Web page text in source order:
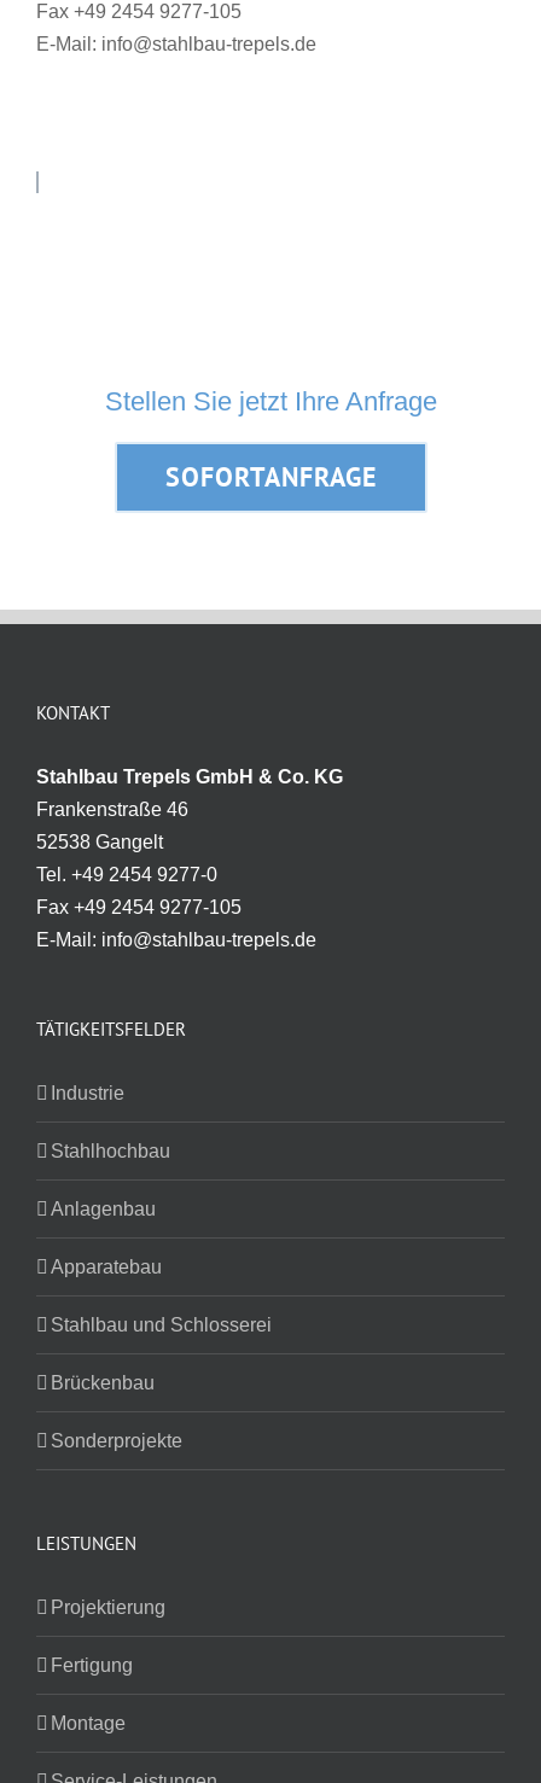
Fax +49 2454 9277-105
E-Mail: info@stahlbau-trepels.de
Stellen Sie jetzt Ihre Anfrage
SOFORTANFRAGE
KONTAKT
Stahlbau Trepels GmbH & Co. KG
Frankenstraße 46
52538 Gangelt
Tel. +49 2454 9277-0
Fax +49 2454 9277-105
E-Mail: info@stahlbau-trepels.de
TÄTIGKEITSFELDER
Industrie
Stahlhochbau
Anlagenbau
Apparatebau
Stahlbau und Schlosserei
Brückenbau
Sonderprojekte
LEISTUNGEN
Projektierung
Fertigung
Montage